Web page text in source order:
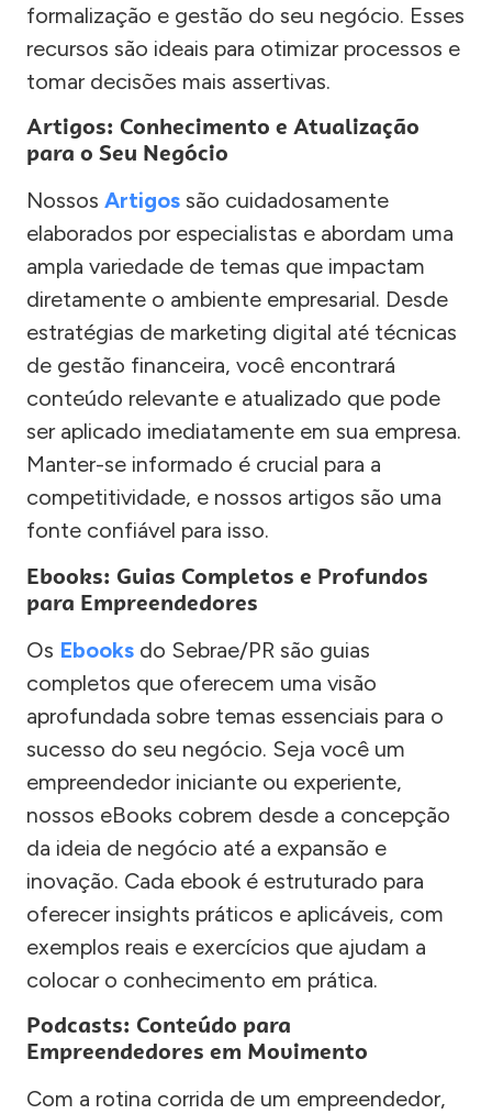
formalização e gestão do seu negócio. Esses
recursos são ideais para otimizar processos e
tomar decisões mais assertivas.
Artigos: Conhecimento e Atualização
para o Seu Negócio
Nossos Artigos são cuidadosamente
elaborados por especialistas e abordam uma
ampla variedade de temas que impactam
diretamente o ambiente empresarial. Desde
estratégias de marketing digital até técnicas
de gestão financeira, você encontrará
conteúdo relevante e atualizado que pode
ser aplicado imediatamente em sua empresa.
Manter-se informado é crucial para a
competitividade, e nossos artigos são uma
fonte confiável para isso.
Ebooks: Guias Completos e Profundos
para Empreendedores
Os Ebooks do Sebrae/PR são guias
completos que oferecem uma visão
aprofundada sobre temas essenciais para o
sucesso do seu negócio. Seja você um
empreendedor iniciante ou experiente,
nossos eBooks cobrem desde a concepção
da ideia de negócio até a expansão e
inovação. Cada ebook é estruturado para
oferecer insights práticos e aplicáveis, com
exemplos reais e exercícios que ajudam a
colocar o conhecimento em prática.
Podcasts: Conteúdo para
Empreendedores em Movimento
Com a rotina corrida de um empreendedor,